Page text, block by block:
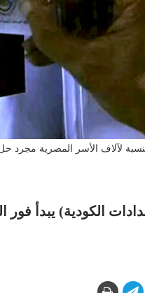
لآلاف الأسر المصرية
الكودية) يبدأ
الراكدة.. لماذا اكتفينا